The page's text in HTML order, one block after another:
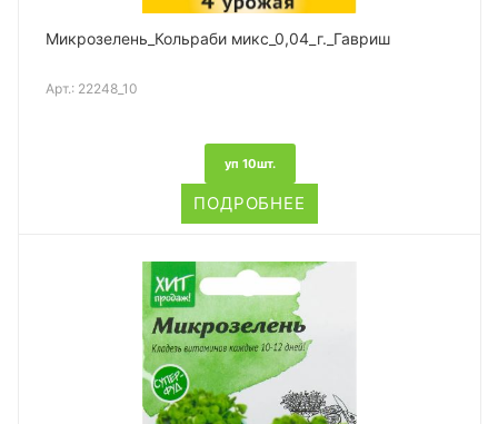
Микрозелень_Кольраби микс_0,04_г._Гавриш
Арт.: 22248_10
уп 10шт.
ПОДРОБНЕЕ